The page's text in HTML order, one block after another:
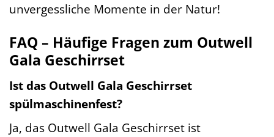
unvergessliche Momente in der Natur!
FAQ – Häufige Fragen zum Outwell
Gala Geschirrset
Ist das Outwell Gala Geschirrset
spülmaschinenfest?
Ja, das Outwell Gala Geschirrset ist